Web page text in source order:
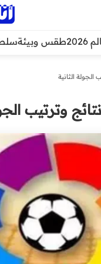
طقس وبيئة
الجولة الثانية
وترتيب